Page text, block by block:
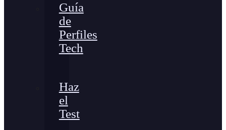
Guía
de
Perfiles
Tech
Haz
el
Test